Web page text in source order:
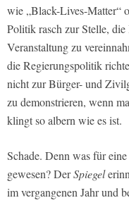
wie „Black-Lives-Matter“
Politik rasch zur Stelle,
Veranstaltung zu
die Regierungspolitik
nicht zur Bürger- und
zu demonstrieren, wenn
klingt so albern wie es ist.
Schade. Denn was für
gewesen? DerSpiegel
im vergangenen Jahr und